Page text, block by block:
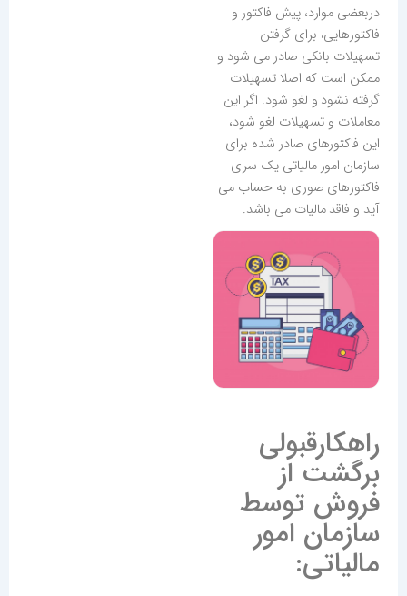
دربعضی موارد، پیش فاکتور و
فاکتورهایی، برای گرفتن
تسهیلات بانکی صادر می شود و
ممکن است که اصلا تسهیلات
گرفته نشود و لغو شود. اگر این
معاملات و تسهیلات لغو شود،
این فاکتورهای صادر شده برای
سازمان امور مالیاتی یک سری
فاکتورهای صوری به حساب می
آید و فاقد مالیات می باشد.
راهکارقبولی
برگشت از
فروش توسط
سازمان امور
مالیاتی: